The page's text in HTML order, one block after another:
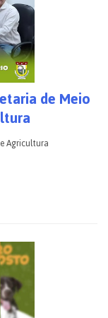
de Meio
Agricultura